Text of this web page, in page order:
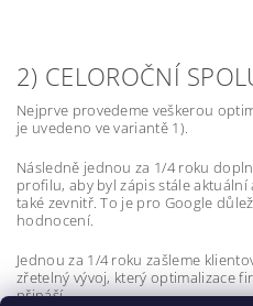
2) CELOROČNÍ
Nejprve provedeme veškerou
je uvedeno ve variantě 1).
Následně jednou za 1/4 roku
profilu, aby byl zápis stále
také zevnitř. To je pro Google
hodnocení.
Jednou za 1/4 roku zašleme
zřetelný vývoj, který optimalizace
přináší.